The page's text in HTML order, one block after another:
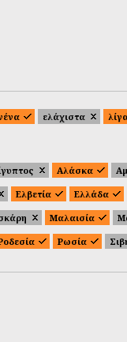
ελάχιστα
Αλάσκα
Ελβετία Ελλάδα
Μαλαισία
Ρωσία